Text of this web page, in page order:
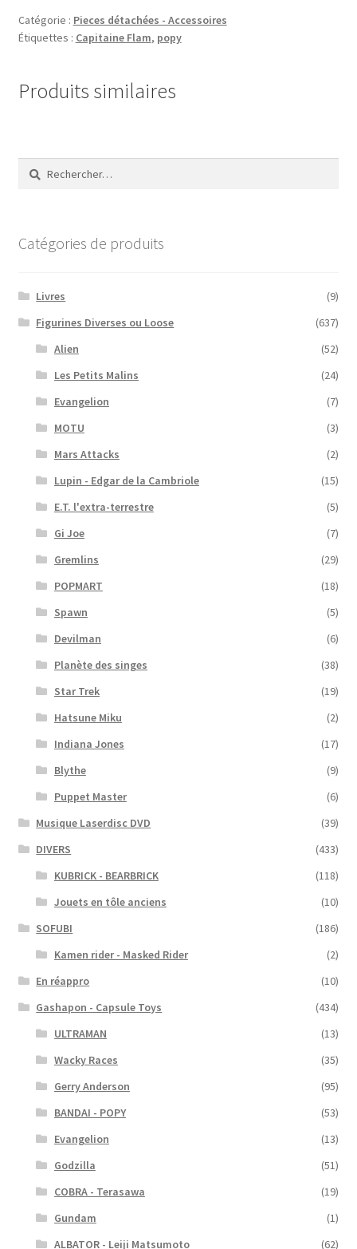
Catégorie : Pieces détachées - Accessoires
Étiquettes : Capitaine Flam, popy
Produits similaires
Rechercher :
Catégories de produits
Livres
(9)
Figurines Diverses ou Loose
(637)
Alien
(52)
Les Petits Malins
(24)
Evangelion
(7)
MOTU
(3)
Mars Attacks
(2)
Lupin - Edgar de la Cambriole
(15)
E.T. l'extra-terrestre
(5)
Gi Joe
(7)
Gremlins
(29)
POPMART
(18)
Spawn
(5)
Devilman
(6)
Planète des singes
(38)
Star Trek
(19)
Hatsune Miku
(2)
Indiana Jones
(17)
Blythe
(9)
Puppet Master
(6)
Musique Laserdisc DVD
(39)
DIVERS
(433)
KUBRICK - BEARBRICK
(118)
Jouets en tôle anciens
(10)
SOFUBI
(186)
Kamen rider - Masked Rider
(2)
En réappro
(10)
Gashapon - Capsule Toys
(434)
ULTRAMAN
(13)
Wacky Races
(35)
Gerry Anderson
(95)
BANDAI - POPY
(53)
Evangelion
(13)
Godzilla
(51)
COBRA - Terasawa
(19)
Gundam
(1)
ALBATOR - Leiji Matsumoto
(62)